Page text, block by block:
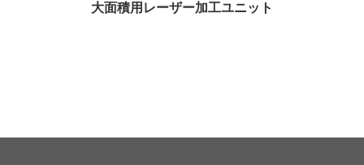
大面積用レーザー加工ユニット